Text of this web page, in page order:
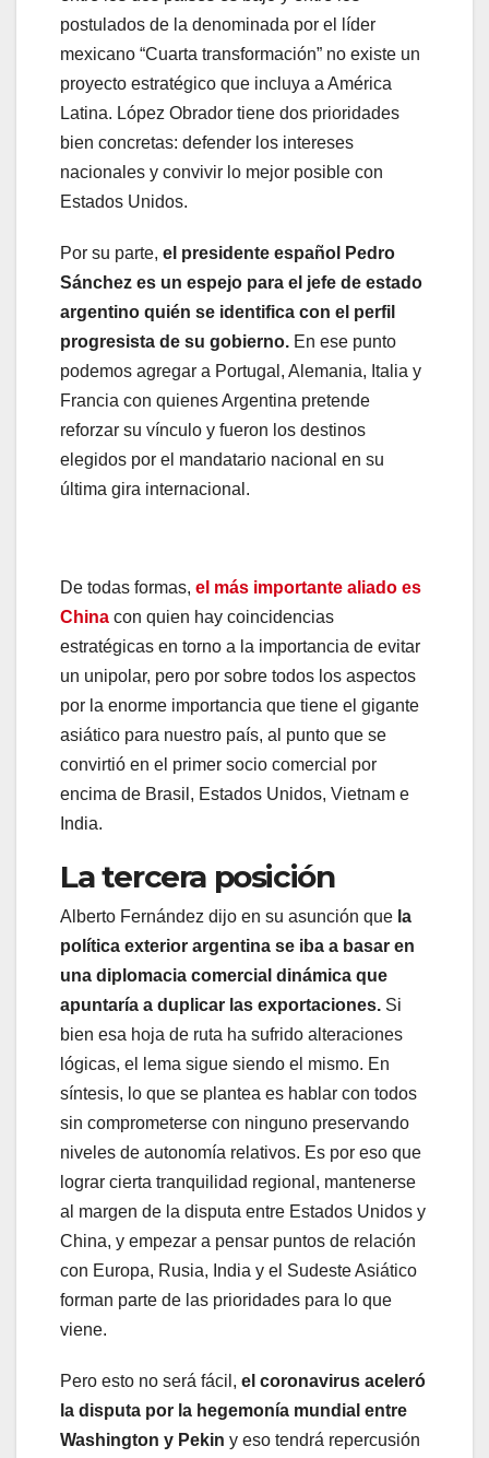
postulados de la denominada por el líder
mexicano “Cuarta transformación” no existe un
proyecto estratégico que incluya a América
Latina. López Obrador tiene dos prioridades
bien concretas: defender los intereses
nacionales y convivir lo mejor posible con
Estados Unidos.
Por su parte, el presidente español Pedro
Sánchez es un espejo para el jefe de estado
argentino quién se identifica con el perfil
progresista de su gobierno. En ese punto
podemos agregar a Portugal, Alemania, Italia y
Francia con quienes Argentina pretende
reforzar su vínculo y fueron los destinos
elegidos por el mandatario nacional en su
última gira internacional.
De todas formas, el más importante aliado es
China con quien hay coincidencias
estratégicas en torno a la importancia de evitar
un unipolar, pero por sobre todos los aspectos
por la enorme importancia que tiene el gigante
asiático para nuestro país, al punto que se
convirtió en el primer socio comercial por
encima de Brasil, Estados Unidos, Vietnam e
India.
La tercera posición
Alberto Fernández dijo en su asunción que la
política exterior argentina se iba a basar en
una diplomacia comercial dinámica que
apuntaría a duplicar las exportaciones. Si
bien esa hoja de ruta ha sufrido alteraciones
lógicas, el lema sigue siendo el mismo. En
síntesis, lo que se plantea es hablar con todos
sin comprometerse con ninguno preservando
niveles de autonomía relativos. Es por eso que
lograr cierta tranquilidad regional, mantenerse
al margen de la disputa entre Estados Unidos y
China, y empezar a pensar puntos de relación
con Europa, Rusia, India y el Sudeste Asiático
forman parte de las prioridades para lo que
viene.
Pero esto no será fácil, el coronavirus aceleró
la disputa por la hegemonía mundial entre
Washington y Pekin y eso tendrá repercusión